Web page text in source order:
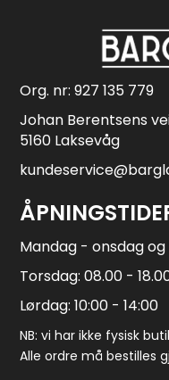
Org. nr: 927 135 779
Johan Berentsens
5160 Laksevåg
Mandag - onsdag
Torsdag: 08.00 -
Lørdag: 10:00 - 14:00
NB: vi har ikke fysisk
Alle ordre må bestilles